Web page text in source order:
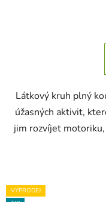
Látkový kruh plný
úžasných aktivit,
jim rozvíjet
VÝPRODEJ